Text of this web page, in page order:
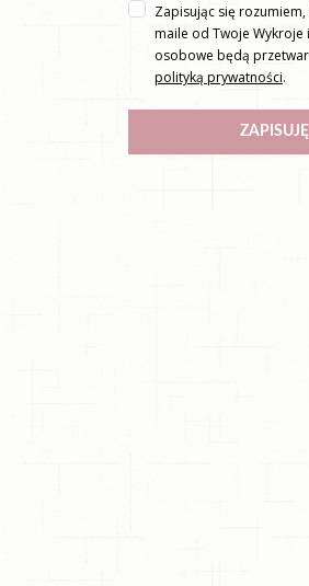
Zapisując się
maile od Twoje Wykroje
osobowe będą
polityką prywatności.